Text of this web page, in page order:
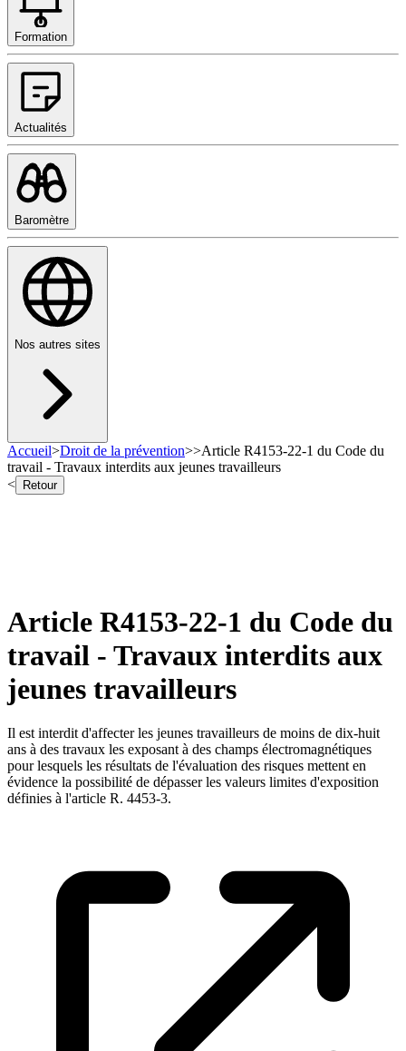
Formation
Actualités
Baromètre
Nos autres sites
Accueil>Droit de la prévention>>Article R4153-22-1 du Code du
travail - Travaux interdits aux jeunes travailleurs
<
Retour
Article R4153-22-1 du Code du
travail - Travaux interdits aux
jeunes travailleurs
Il est interdit d'affecter les jeunes travailleurs de moins de dix-huit
ans à des travaux les exposant à des champs électromagnétiques
pour lesquels les résultats de l'évaluation des risques mettent en
évidence la possibilité de dépasser les valeurs limites d'exposition
définies à l'article R. 4453-3.